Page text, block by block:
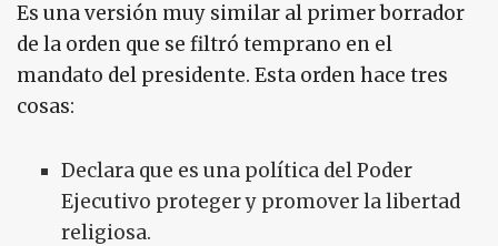
Es una versión muy similar al primer borrador
de la orden que se filtró temprano en el
mandato del presidente. Esta orden hace tres
cosas:
Declara que es una política del Poder
Ejecutivo proteger y promover la libertad
religiosa.